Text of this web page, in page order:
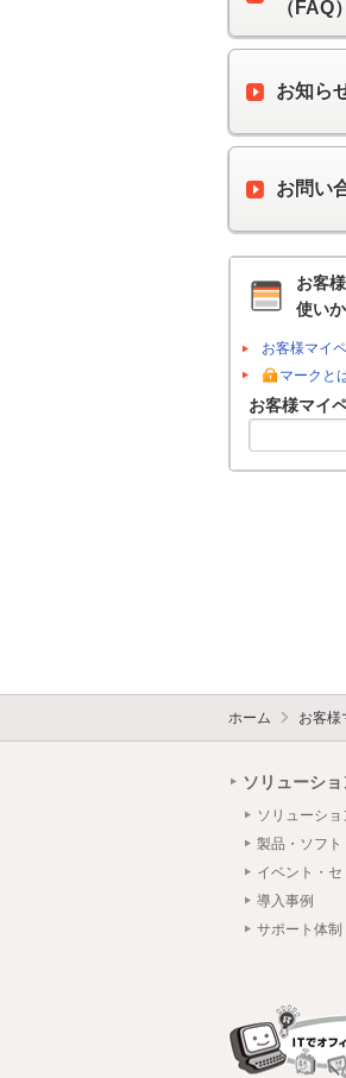
（FAQ）
お知ら
お問い
お客
使い
お客様マイ
マークと
お客様マイ
ホーム お客様
ソリューシ
ソリューシ
製品・ソフト
イベント・セ
導入事例
サポート体制